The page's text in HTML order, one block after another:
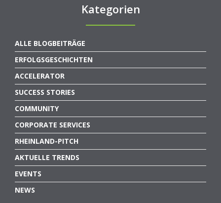
Kategorien
ALLE BLOGBEITRÄGE
ERFOLGSGESCHICHTEN
ACCELERATOR
SUCCESS STORIES
COMMUNITY
CORPORATE SERVICES
RHEINLAND-PITCH
AKTUELLE TRENDS
EVENTS
NEWS